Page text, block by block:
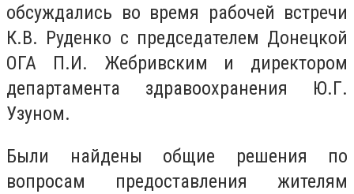
обсуждались во время рабочей встречи
К.В. Руденко с председателем Донецкой
ОГА П.И. Жебривским и директором
департамента здравоохранения Ю.Г.
Узуном.
Были найдены общие решения по
вопросам предоставления жителям